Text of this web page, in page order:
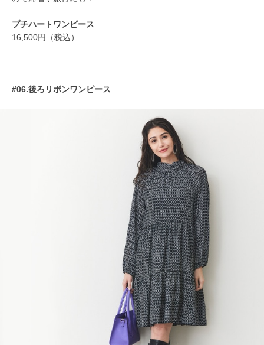
プチハートワンピース
16,500円（税込）
#06.後ろリボンワンピース